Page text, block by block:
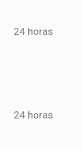
24 horas
24 horas